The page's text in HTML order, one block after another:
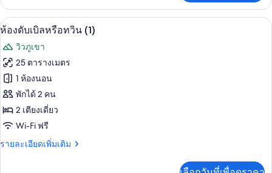
เกี่ยว
กับ
ห้อง
(1)
เปิด
ภาพถ่าย
ทั้งหมด
ของ
ห้อง
ดับเบิล
หรือ
ทวิน
ห้องดับเบิลหรือทวิน (1) | ห้องเก็บเสีย
7
ห้องดับเบิลหรือทวิน (1)
วิวภูเขา
25 ตารางเมตร
1 ห้องนอน
พักได้ 2 คน
2 เตียงเดี่ยว
Wi-Fi ฟรี
รายละเอียดเพิ่มเติม
ราย